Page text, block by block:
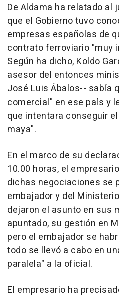
De Aldama ha relatado al
que el Gobierno tuvo
empresas españolas de
contrato ferroviario "muy
Según ha dicho, Koldo
asesor del entonces
José Luis Ábalos-- sabía
comercial" en ese país y
que intentara conseguir
maya".
En el marco de su
10.00 horas, el
dichas negociaciones se
embajador y del
dejaron el asunto en sus
apuntado, su gestión en
pero el embajador se
todo se llevó a cabo en
paralela" a la oficial.
El empresario ha